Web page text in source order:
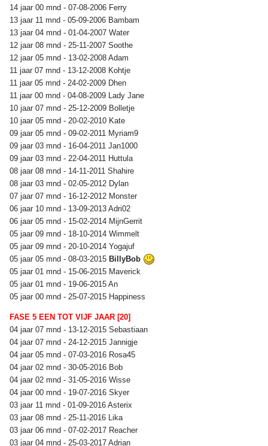
14 jaar 00 mnd - 07-08-2006 Ferry
13 jaar 11 mnd - 05-09-2006 Bambam
13 jaar 04 mnd - 01-04-2007 Water
12 jaar 08 mnd - 25-11-2007 Soothe
12 jaar 05 mnd - 13-02-2008 Adam
11 jaar 07 mnd - 13-12-2008 Kohtje
11 jaar 05 mnd - 24-02-2009 Dhen
11 jaar 00 mnd - 04-08-2009 Lady Jane
10 jaar 07 mnd - 25-12-2009 Bolletje
10 jaar 05 mnd - 20-02-2010 Kate
09 jaar 05 mnd - 09-02-2011 Myriam9
09 jaar 03 mnd - 16-04-2011 Jan1000
09 jaar 03 mnd - 22-04-2011 Huttula
08 jaar 08 mnd - 14-11-2011 Shahire
08 jaar 03 mnd - 02-05-2012 Dylan
07 jaar 07 mnd - 16-12-2012 Monster
06 jaar 10 mnd - 13-09-2013 Adri02
06 jaar 05 mnd - 15-02-2014 MijnGerrit
05 jaar 09 mnd - 18-10-2014 Wimmelt
05 jaar 09 mnd - 20-10-2014 Yogajuf
05 jaar 05 mnd - 08-03-2015 BillyBob
05 jaar 01 mnd - 15-06-2015 Maverick
05 jaar 01 mnd - 19-06-2015 An
05 jaar 00 mnd - 25-07-2015 Happiness
FASE 5 EEN TOT VIJF JAAR [20]
04 jaar 07 mnd - 13-12-2015 Sebastiaan
04 jaar 07 mnd - 24-12-2015 Jannigje
04 jaar 05 mnd - 07-03-2016 Rosa45
04 jaar 02 mnd - 30-05-2016 Bob
04 jaar 02 mnd - 31-05-2016 Wisse
04 jaar 00 mnd - 19-07-2016 Skyer
03 jaar 11 mnd - 01-09-2016 Asterix
03 jaar 08 mnd - 25-11-2016 Lika
03 jaar 06 mnd - 07-02-2017 Reacher
03 jaar 04 mnd - 25-03-2017 Adrian